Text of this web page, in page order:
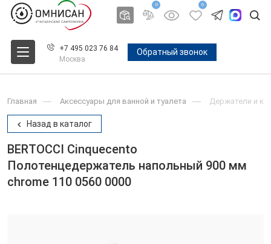
0 0
+7 495 023 76 84
Москва
Обратный звонок
Главная Аксессуары для ванной и туалета Держатели и
Назад в каталог
BERTOCCI Cinquecento
Полотенцедержатель напольный 900 мм
chrome 110 0560 0000